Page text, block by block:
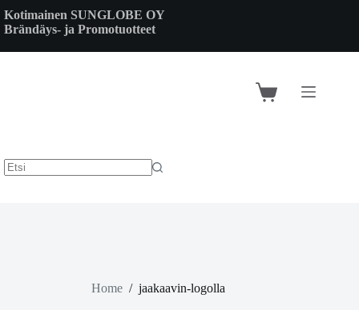
to
content
Kotimainen SUNGLOBE OY
Brändäys- ja Promotuotteet
Shopping
Home / jaakaavin-logolla